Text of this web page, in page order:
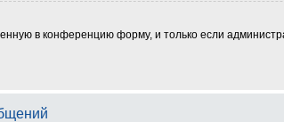
в конференцию форму, и только если